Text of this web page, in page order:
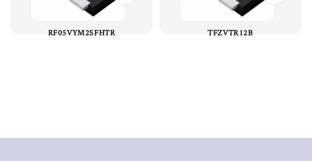
RF05VYM2SFHTR TFZVTR12B